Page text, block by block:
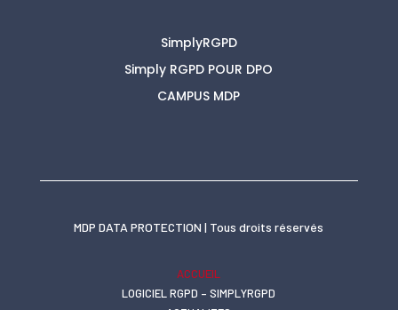
SimplyRGPD
Simply RGPD POUR DPO
CAMPUS MDP
MDP DATA PROTECTION | Tous droits réservés
ACCUEIL
LOGICIEL RGPD – SIMPLYRGPD